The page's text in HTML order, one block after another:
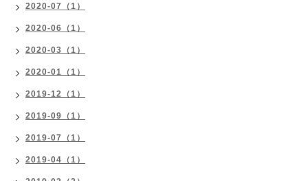
2020-07（1）
2020-06（1）
2020-03（1）
2020-01（1）
2019-12（1）
2019-09（1）
2019-07（1）
2019-04（1）